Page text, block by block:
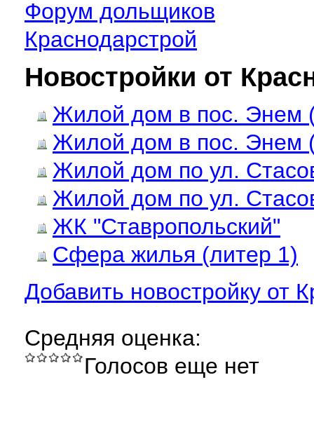
Форум дольщиков
Краснодарстрой
Новостройки от
Жилой дом в пос. Энем
Жилой дом в пос. Энем
Жилой дом по ул.
Жилой дом по ул.
ЖК "Ставропольский"
Сфера жилья (литер 1)
Добавить новостройку от
Средняя оценка:
Голосов еще нет